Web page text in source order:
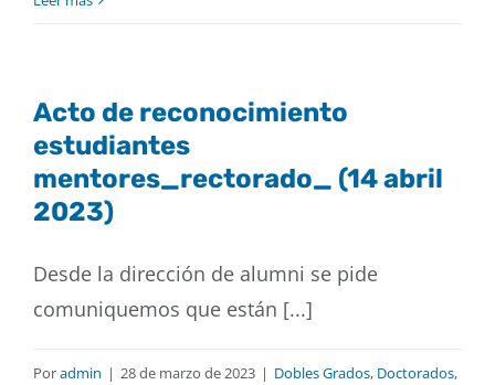
Acto de reconocimiento
estudiantes
mentores_rectorado_ (14 abril
2023)
Desde la dirección de alumni se pide
comuniquemos que están [...]
Poradmin | 28 de marzo de 2023 | Dobles Grados, Doctorados,